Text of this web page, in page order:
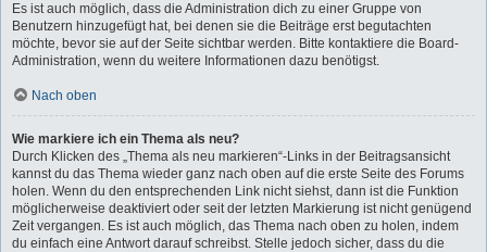
Es ist auch möglich, dass die Administration dich zu einer Gruppe von
Benutzern hinzugefügt hat, bei denen sie die Beiträge erst begutachten
möchte, bevor sie auf der Seite sichtbar werden. Bitte kontaktiere die Board-
Administration, wenn du weitere Informationen dazu benötigst.
Nach oben
Wie markiere ich ein Thema als neu?
Durch Klicken des „Thema als neu markieren“-Links in der Beitragsansicht
kannst du das Thema wieder ganz nach oben auf die erste Seite des Forums
holen. Wenn du den entsprechenden Link nicht siehst, dann ist die Funktion
möglicherweise deaktiviert oder seit der letzten Markierung ist nicht genügend
Zeit vergangen. Es ist auch möglich, das Thema nach oben zu holen, indem
du einfach eine Antwort darauf schreibst. Stelle jedoch sicher, dass du die